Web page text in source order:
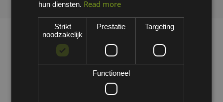
hun diensten. Read more
Strikt
noodzakelijk
Prestatie Targeting
Functioneel